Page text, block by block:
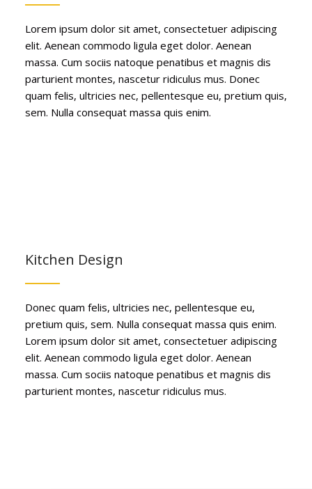
Lorem ipsum dolor sit amet, consectetuer adipiscing
elit. Aenean commodo ligula eget dolor. Aenean
massa. Cum sociis natoque penatibus et magnis dis
parturient montes, nascetur ridiculus mus. Donec
quam felis, ultricies nec, pellentesque eu, pretium quis,
sem. Nulla consequat massa quis enim.
Kitchen Design
Donec quam felis, ultricies nec, pellentesque eu,
pretium quis, sem. Nulla consequat massa quis enim.
Lorem ipsum dolor sit amet, consectetuer adipiscing
elit. Aenean commodo ligula eget dolor. Aenean
massa. Cum sociis natoque penatibus et magnis dis
parturient montes, nascetur ridiculus mus.